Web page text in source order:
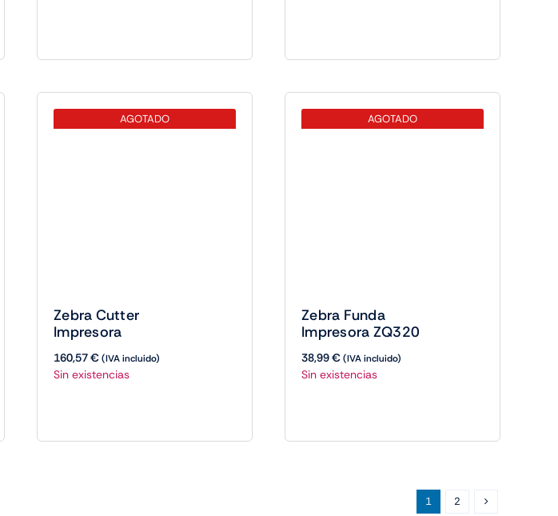
AGOTADO
Zebra Cutter
Impresora
160,57€(IVA incluido)
Sin existencias
AGOTADO
Zebra Funda
Impresora ZQ320
38,99€(IVA incluido)
Sin existencias
1 2